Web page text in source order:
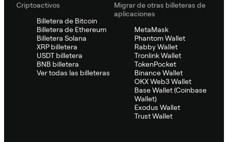
Criptoactivos
Billetera de Bitcoin
Billetera de Ethereum
Billetera Solana
XRP billetera
USDT billetera
BNB billetera
Ver todas las billeteras
Migrar de otras billeteras de
aplicaciones
MetaMask
Phantom Wallet
Rabby Wallet
Tronlink Wallet
TokenPocket
Binance Wallet
OKX Web3 Wallet
Base Wallet (Coinbase
Wallet)
Exodus Wallet
Trust Wallet